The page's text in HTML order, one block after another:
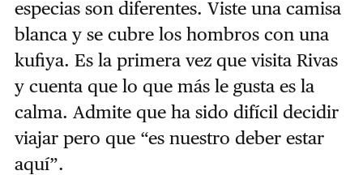
especias son diferentes. Viste una camisa
blanca y se cubre los hombros con una
kufiya. Es la primera vez que visita Rivas
y cuenta que lo que más le gusta es la
calma. Admite que ha sido difícil decidir
viajar pero que “es nuestro deber estar
aquí”.